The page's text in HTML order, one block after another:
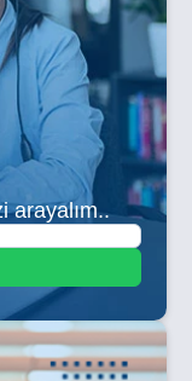
arayalım..